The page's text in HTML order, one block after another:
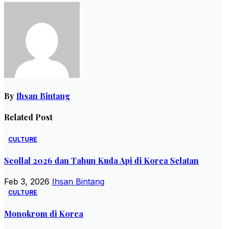
By Ihsan Bintang
Related Post
CULTURE
Seollal 2026 dan Tahun Kuda Api di Korea Selatan
Feb 3, 2026 Ihsan Bintang
CULTURE
Monokrom di Korea